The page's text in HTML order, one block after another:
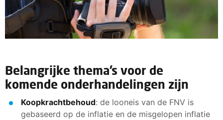
Belangrijke thema’s voor de
komende onderhandelingen zijn
Koopkrachtbehoud: de looneis van de FNV is
gebaseerd op de inflatie en de misgelopen inflatie